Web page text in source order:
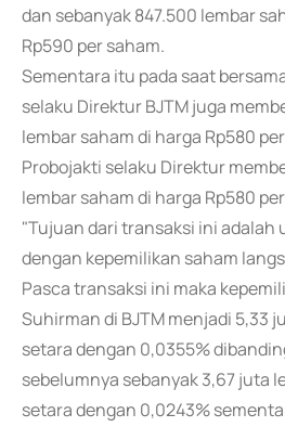
dan sebanyak 847.500 lembar
Rp590 per saham.
Sementara itu pada saat
selaku Direktur BJTM juga
lembar saham di harga Rp580
Probojakti selaku Direktur
lembar saham di harga Rp580
"Tujuan dari transaksi ini adalah
dengan kepemilikan saham
Pasca transaksi ini maka
Suhirman di BJTM menjadi 5,33
setara dengan 0,0355%
sebelumnya sebanyak 3,67 juta
setara dengan 0,0243%